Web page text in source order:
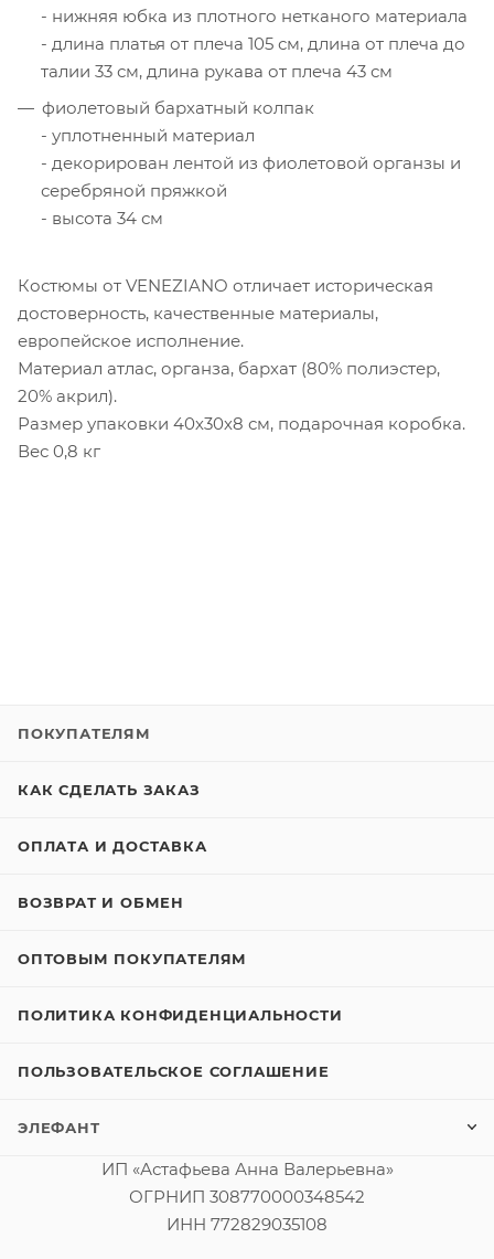
- нижняя юбка из плотного нетканого материала
- длина платья от плеча 105 см, длина от плеча до
талии 33 см, длина рукава от плеча 43 см
фиолетовый бархатный колпак
- уплотненный материал
- декорирован лентой из фиолетовой органзы и
серебряной пряжкой
- высота 34 см
Костюмы от VENEZIANO отличает историческая
достоверность, качественные материалы,
европейское исполнение.
Материал атлас, органза, бархат (80% полиэстер,
20% акрил).
Размер упаковки 40х30х8 см, подарочная коробка.
Вес 0,8 кг
ПОКУПАТЕЛЯМ
КАК СДЕЛАТЬ ЗАКАЗ
ОПЛАТА И ДОСТАВКА
ВОЗВРАТ И ОБМЕН
ОПТОВЫМ ПОКУПАТЕЛЯМ
ПОЛИТИКА КОНФИДЕНЦИАЛЬНОСТИ
ПОЛЬЗОВАТЕЛЬСКОЕ СОГЛАШЕНИЕ
ЭЛЕФАНТ
ИП «Астафьева Анна Валерьевна»
ОГРНИП 308770000348542
ИНН 772829035108